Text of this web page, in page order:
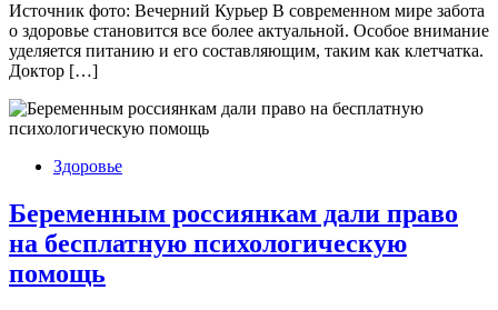
Источник фото: Вечерний Курьер В современном мире забота
о здоровье становится все более актуальной. Особое внимание
уделяется питанию и его составляющим, таким как клетчатка.
Доктор […]
Здоровье
Беременным россиянкам дали право
на бесплатную психологическую
помощь